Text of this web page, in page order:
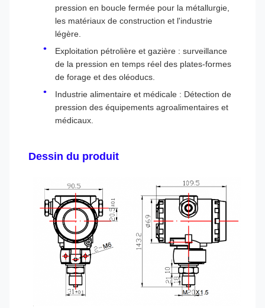
pression en boucle fermée pour la métallurgie,
les matériaux de construction et l'industrie
légère.
Exploitation pétrolière et gazière : surveillance
de la pression en temps réel des plates-formes
de forage et des oléoducs.
Industrie alimentaire et médicale : Détection de
pression des équipements agroalimentaires et
médicaux.
Dessin du produit